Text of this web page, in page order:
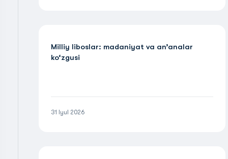
Milliy liboslar: madaniyat va an’analar
ko‘zgusi
31 Iyul 2026